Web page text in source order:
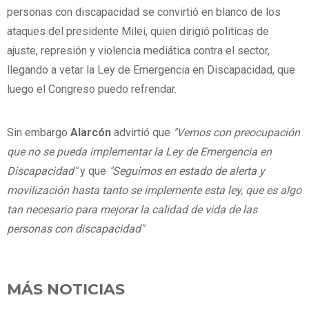
personas con discapacidad se convirtió en blanco de los
ataques del presidente Milei, quien dirigió politicas de
ajuste, represión y violencia mediática contra el sector,
llegando a vetar la Ley de Emergencia en Discapacidad, que
luego el Congreso puedo refrendar.
Sin embargo Alarcón advirtió que "Vemos con preocupación
que no se pueda implementar la Ley de Emergencia en
Discapacidad"y que "Seguimos en estado de alerta y
movilización hasta tanto se implemente esta ley, que es algo
tan necesario para mejorar la calidad de vida de las
personas con discapacidad"
MÁS NOTICIAS